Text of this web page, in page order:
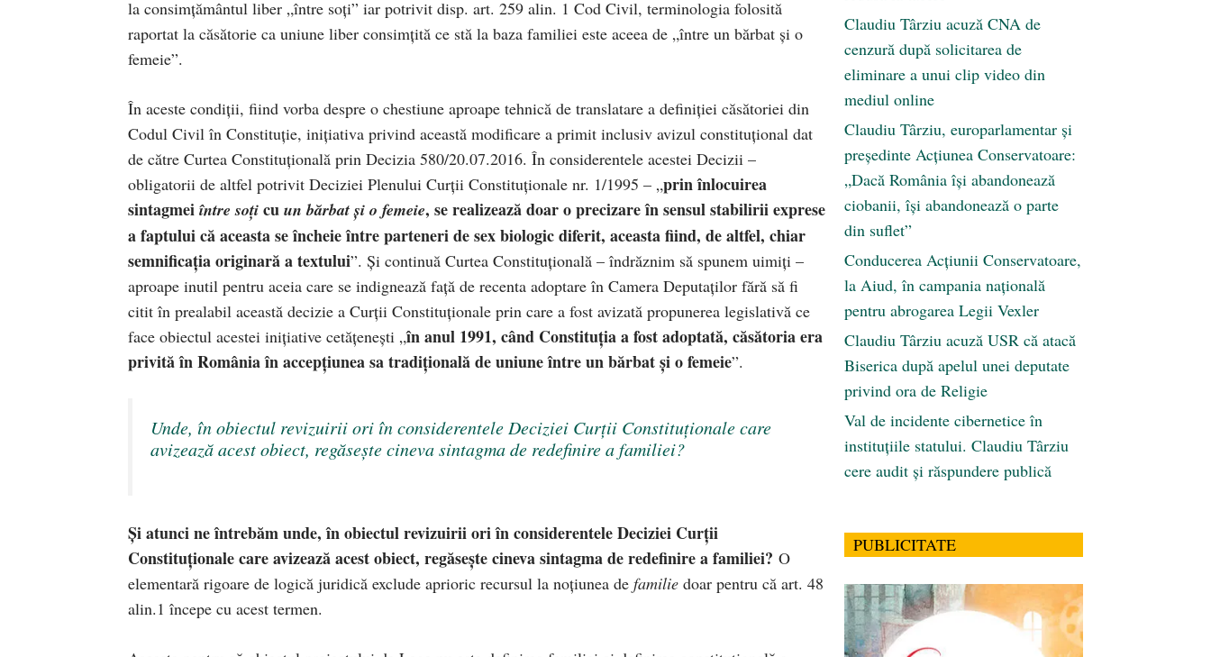
la consimțământul liber „între soți” iar potrivit disp. art. 259 alin. 1 Cod Civil, terminologia folosită
raportat la căsătorie ca uniune liber consimțită ce stă la baza familiei este aceea de „între un bărbat și o
femeie”.
În aceste condiții, fiind vorba despre o chestiune aproape tehnică de translatare a definiției căsătoriei din
Codul Civil în Constituție, inițiativa privind această modificare a primit inclusiv avizul constituțional dat
de către Curtea Constituțională prin Decizia 580/20.07.2016. În considerentele acestei Decizii –
obligatorii de altfel potrivit Deciziei Plenului Curții Constituționale nr. 1/1995 – „prin înlocuirea
sintagmei între soți cu un bărbatși o femeie, se realizează doar o precizare în sensul stabilirii exprese
a faptului că aceasta se încheie între parteneri de sex biologic diferit, aceasta fiind, de altfel, chiar
semnificația originară a textului”. Și continuă Curtea Constituțională – îndrăznim să spunem uimiți –
aproape inutil pentru aceia care se indignează față de recenta adoptare în Camera Deputaților fără să fi
citit în prealabil această decizie a Curții Constituționale prin care a fost avizată propunerea legislativă ce
face obiectul acestei inițiative cetățenești „în anul 1991, când Constituția a fost adoptată, căsătoria era
privită în România în accepțiunea sa tradiționalăde uniuneîntre un bărbatși o femeie”.
Unde, în obiectul revizuirii ori în considerentele Deciziei Curții Constituționale care
avizează acest obiect, regăsește cineva sintagma de redefinire a familiei?
Și atunci ne întrebăm unde, în obiectul revizuirii ori în considerentele Deciziei Curții
Constituționale care avizează acest obiect, regăsește cineva sintagma de redefinire a familiei? O
elementară rigoare de logică juridică exclude aprioric recursul la noțiunea de familie doar pentru că art. 48
alin.1 începe cu acest termen.
Claudiu Târziu acuză CNA de
cenzură după solicitarea de
eliminare a unui clip video din
mediul online
Claudiu Târziu, europarlamentar și
președinte Acțiunea Conservatoare:
„Dacă România își abandonează
ciobanii, își abandonează o parte
din suflet”
Conducerea Acțiunii Conservatoare,
la Aiud, în campania națională
pentru abrogarea Legii Vexler
Claudiu Târziu acuză USR că atacă
Biserica după apelul unei deputate
privind ora de Religie
Val de incidente cibernetice în
instituțiile statului. Claudiu Târziu
cere audit și răspundere publică
PUBLICITATE